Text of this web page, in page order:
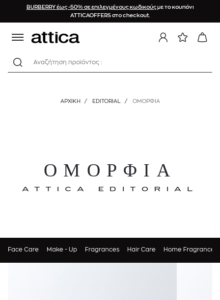
BURBERRY έως -50% σε επιλεγμένους κωδικούςμε το κουπόνι
ATTICAOFFERS στο checkout.
Αναζήτηση προϊόντος :
ΑΡΧΙΚΉ / EDITORIAL / ΟΜΟΡΦΙΑ
ΟΜΟΡΦΙΑ
ATTICA EDITORIAL
Face Care Make - Up Fragrances Hair Care Home Fragrances